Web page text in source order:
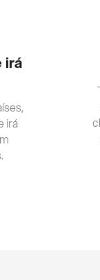
irá
irá